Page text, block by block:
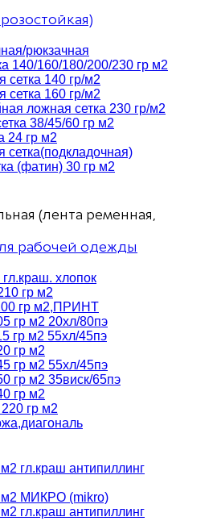
рюкзачная
140/160/180/200/230 гр м2
сетка 140 гр/м2
сетка 160 гр/м2
ложная сетка 230 гр/м2
38/45/60 гр м2
24 гр м2
сетка(подкладочная)
(фатин) 30 гр м2
(лента ременная,
рабочей одежды
хлопок
гр м2
гр м2,ПРИНТ
гр м2 20хл/80пэ
гр м2 55хл/45пэ
гр м2
гр м2 55хл/45пэ
гр м2 35виск/65пэ
гр м2
гр м2
гл.краш антипиллинг
МИКРО (mikro)
гл.краш антипиллинг